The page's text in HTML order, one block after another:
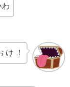
わ
け ！